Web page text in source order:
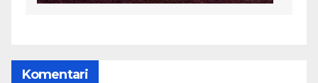
Komentari